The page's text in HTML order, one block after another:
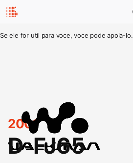
Se ele for util para voce, voce pode apoia-lo.
2001
D-FJ65